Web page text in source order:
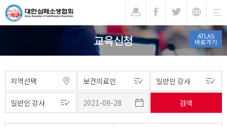
ATLAS
바로가기
교육신청